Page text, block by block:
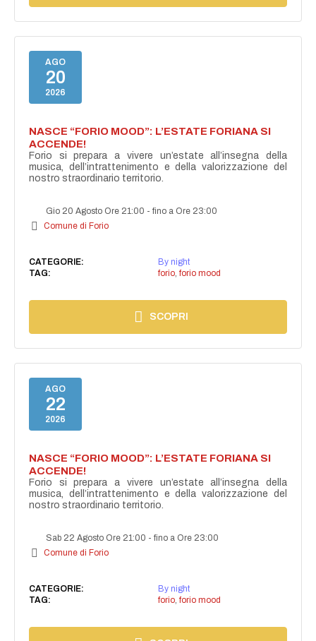
AGO
20
2026
NASCE “FORIO MOOD”: L’ESTATE FORIANA SI
ACCENDE!
Forio si prepara a vivere un’estate all’insegna della
musica, dell’intrattenimento e della valorizzazione del
nostro straordinario territorio.
Gio 20 Agosto Ore 21:00 -fino a Ore 23:00
Comune di Forio
CATEGORIE:
By night
TAG:
forio, forio mood
SCOPRI
AGO
22
2026
NASCE “FORIO MOOD”: L’ESTATE FORIANA SI
ACCENDE!
Forio si prepara a vivere un’estate all’insegna della
musica, dell’intrattenimento e della valorizzazione del
nostro straordinario territorio.
Sab 22 Agosto Ore 21:00 -fino a Ore 23:00
Comune di Forio
CATEGORIE:
By night
TAG:
forio, forio mood